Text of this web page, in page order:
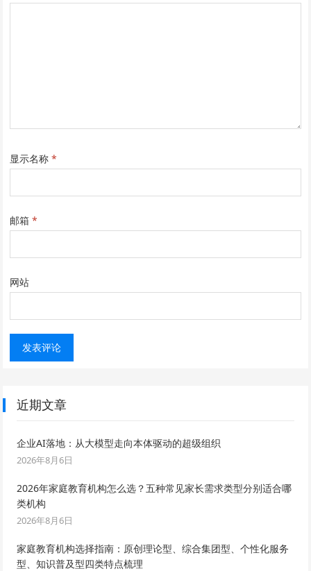
显示名称*
邮箱*
网站
近期文章
企业AI落地：从大模型走向本体驱动的超级组织
2026年8月6日
2026年家庭教育机构怎么选？五种常见家长需求类型分别适合哪
类机构
2026年8月6日
家庭教育机构选择指南：原创理论型、综合集团型、个性化服务
型、知识普及型四类特点梳理